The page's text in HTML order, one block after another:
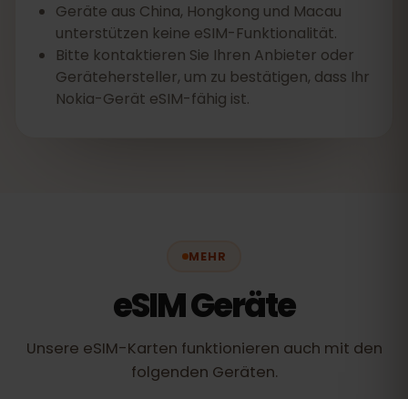
Geräte aus China, Hongkong und Macau
unterstützen keine eSIM-Funktionalität.
Bitte kontaktieren Sie Ihren Anbieter oder
Gerätehersteller, um zu bestätigen, dass Ihr
Nokia-Gerät eSIM-fähig ist.
MEHR
eSIM Geräte
Unsere eSIM-Karten funktionieren auch mit den
folgenden Geräten.